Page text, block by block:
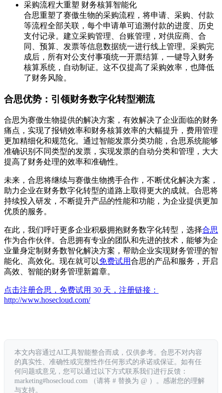
采购流程大重塑 财务核算智能化
合思重塑了赛傲生物的采购流程，将申请、采购、付款
等流程全部关联，每个申请单可追溯付款的进度、历史
支付记录。建立采购管理、台账管理，对供应商、合
同、预算、发票等信息数据统一进行线上管理。采购完
成后，所有对公支付事项统一开票结算，一键导入财务
核算系统，自动制证。这不仅提高了采购效率，也降低
了财务风险。
合思优势：引领财务数字化转型潮流
合思为赛傲生物提供的解决方案，有效解决了企业面临的财务
痛点，实现了报销效率和财务核算效率的大幅提升，费用管理
更加精细化和规范化。通过智能发票分类功能，合思系统能够
准确识别不同类型的发票，实现发票的自动分类和管理，大大
提高了财务处理的效率和准确性。
未来，合思将继续与赛傲生物携手合作，不断优化解决方案，
助力企业在财务数字化转型的道路上取得更大的成就。合思将
持续投入研发，不断提升产品的性能和功能，为企业提供更加
优质的服务。
在此，我们呼吁更多企业积极拥抱财务数字化转型，选择合思
作为合作伙伴。合思拥有专业的团队和先进的技术，能够为企
业量身定制财务数智化解决方案，帮助企业实现财务管理的智
能化、高效化。现在就可以免费试用合思的产品和服务，开启
高效、智能的财务管理新篇章。
点击注册合思，免费试用 30 天，注册链接：
http://www.hosecloud.com/
本文内容通过AI工具智能整合而成，仅供参考。合思不对内容
的真实性、准确性或完整性作任何形式的承诺或保证。如有任
何问题或意见，您可以通过以下方式联系我们进行反馈：
marketing#hosecloud.com （请将 # 替换为 @ ）。感谢您的理解
与支持。